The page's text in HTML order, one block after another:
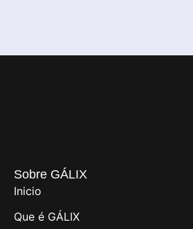
Sobre GÁLIX
Inicio
Que é GÁLIX